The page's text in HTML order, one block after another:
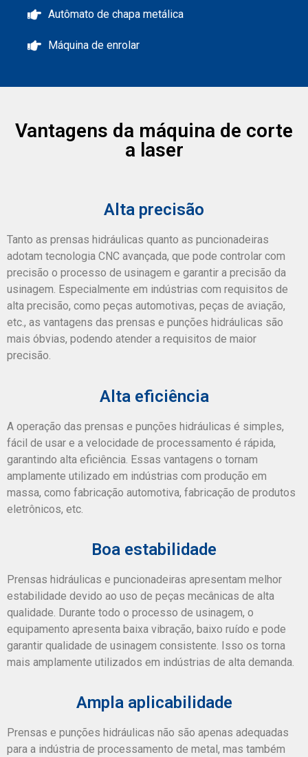
Autômato de chapa metálica
Máquina de enrolar
Vantagens da máquina de corte
a laser
Alta precisão
Tanto as prensas hidráulicas quanto as puncionadeiras
adotam tecnologia CNC avançada, que pode controlar com
precisão o processo de usinagem e garantir a precisão da
usinagem. Especialmente em indústrias com requisitos de
alta precisão, como peças automotivas, peças de aviação,
etc., as vantagens das prensas e punções hidráulicas são
mais óbvias, podendo atender a requisitos de maior
precisão.
Alta eficiência
A operação das prensas e punções hidráulicas é simples,
fácil de usar e a velocidade de processamento é rápida,
garantindo alta eficiência. Essas vantagens o tornam
amplamente utilizado em indústrias com produção em
massa, como fabricação automotiva, fabricação de produtos
eletrônicos, etc.
Boa estabilidade
Prensas hidráulicas e puncionadeiras apresentam melhor
estabilidade devido ao uso de peças mecânicas de alta
qualidade. Durante todo o processo de usinagem, o
equipamento apresenta baixa vibração, baixo ruído e pode
garantir qualidade de usinagem consistente. Isso os torna
mais amplamente utilizados em indústrias de alta demanda.
Ampla aplicabilidade
Prensas e punções hidráulicas não são apenas adequadas
para a indústria de processamento de metal, mas também